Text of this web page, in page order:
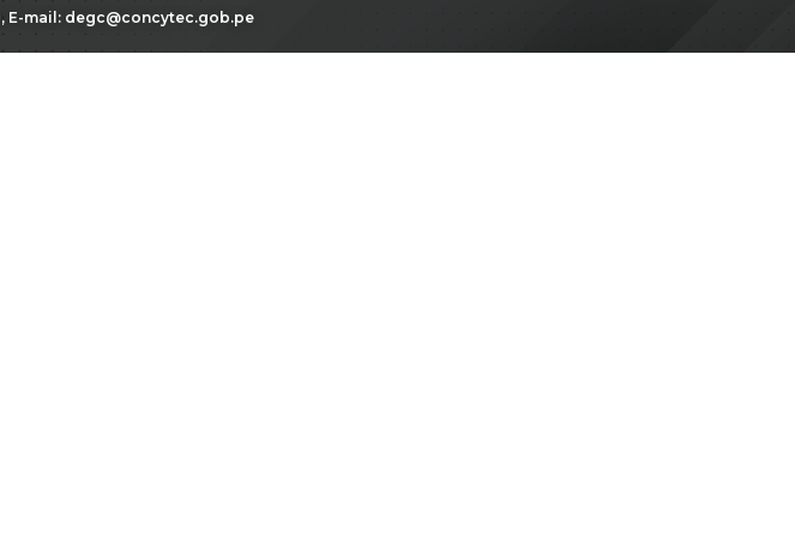
E-mail: degc@concytec.gob.pe